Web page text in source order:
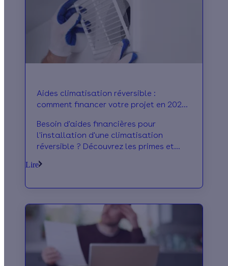
Aides climatisation réversible :
comment financer votre projet en 2026
Besoin d'aides financières pour
l'installation d'une climatisation
réversible ? Découvrez les primes et
MaPrimeRénov’', etc.
Lire